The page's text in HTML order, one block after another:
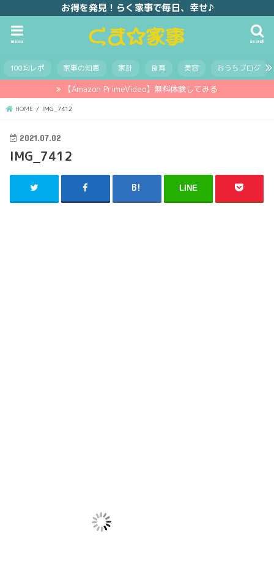
お得を発見！らく家事で毎日、幸せ♪
search
menu
100均レポ 家事の知恵 家計 食育 美容 おうちブログ
【Amazon PrimeVideo】無料体験してみる
HOME IMG_7412
2021.07.02
IMG_7412
LINE